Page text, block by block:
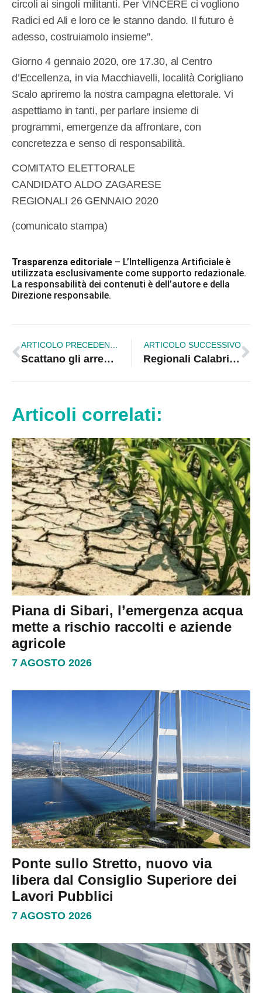
circoli ai singoli militanti. Per VINCERE ci vogliono
Radici ed Ali e loro ce le stanno dando. Il futuro è
adesso, costruiamolo insieme”.
Giorno 4 gennaio 2020, ore 17.30, al Centro
d’Eccellenza, in via Macchiavelli, località Corigliano
Scalo apriremo la nostra campagna elettorale. Vi
aspettiamo in tanti, per parlare insieme di
programmi, emergenze da affrontare, con
concretezza e senso di responsabilità.
COMITATO ELETTORALE
CANDIDATO ALDO ZAGARESE
REGIONALI 26 GENNAIO 2020
(comunicato stampa)
Trasparenza editoriale – L’Intelligenza Artificiale è
utilizzata esclusivamente come supporto redazionale.
La responsabilità dei contenuti è dell’autore e della
Direzione responsabile.
Scattano gli arresti domiciliari per Paola Galeone
ARTICOLO SUCCESSIVO
Regionali Calabria. Pasqualina Straface apre segreteria elettorale
Articoli correlati:
Piana di Sibari, l’emergenza acqua
mette a rischio raccolti e aziende
agricole
7 AGOSTO 2026
Ponte sullo Stretto, nuovo via
libera dal Consiglio Superiore dei
Lavori Pubblici
7 AGOSTO 2026